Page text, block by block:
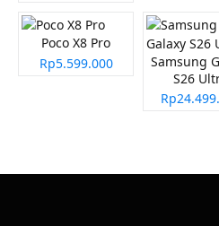
Poco X8 Pro
Rp5.599.000
Samsung
S26